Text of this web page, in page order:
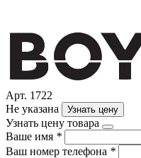
Арт. 1722
Не указана
Узнать цену
Узнать цену товара
Ваше имя *
Ваш номер телефона *